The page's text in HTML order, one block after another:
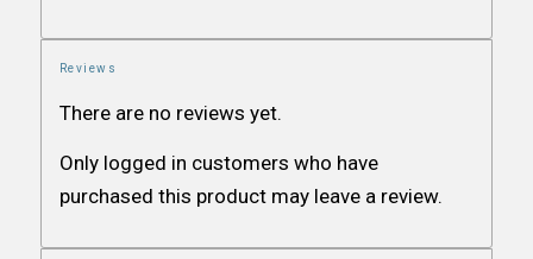
Reviews
There are no reviews yet.
Only logged in customers who have
purchased this product may leave a review.